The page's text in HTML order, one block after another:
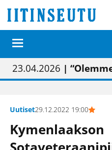
01.02.2026 | Painon vaihtumisen pitäisi
05.02.2026 |
23.04.2026 | “Olemme
09.05.2026| "Maalla on totuttu
Uutiset29.12.2022 19:00
Kymenlaakson